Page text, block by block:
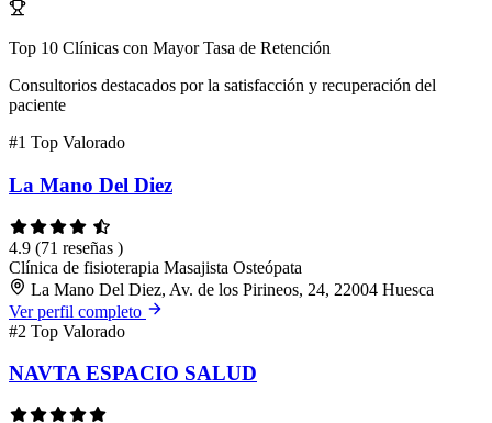
Top 10 Clínicas con Mayor Tasa de Retención
Consultorios destacados por la satisfacción y recuperación del
paciente
#1 Top Valorado
La Mano Del Diez
4.9 (71 reseñas )
Clínica de fisioterapia Masajista Osteópata
La Mano Del Diez, Av. de los Pirineos, 24, 22004 Huesca
Ver perfil completo
#2 Top Valorado
NAVTA ESPACIO SALUD